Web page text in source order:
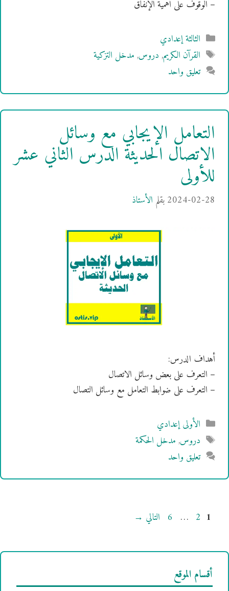
– الوقوف على أهمية الإنفاق
التصنيفات
الثالثة إعدادي
الوسوم
القرآن الكريم,دروس,مدخل التزكية
تعليق واحد
التعامل الإيجابي مع وسائل
الاتصال الحديثة الدرس الثاني عشر
للأولى
2024-02-28بقلم الأستاذ
أهداف الدرس:
– التعرف على بعض وسائل الاتصال
– التعرف على ضوابط التعامل مع وسائل التصال
التصنيفات
الأولى إعدادي
الوسوم
دروس,مدخل الحكمة
تعليق واحد
Page
1
Page
2
…
Page
6 التالي →
أقسام الموقع